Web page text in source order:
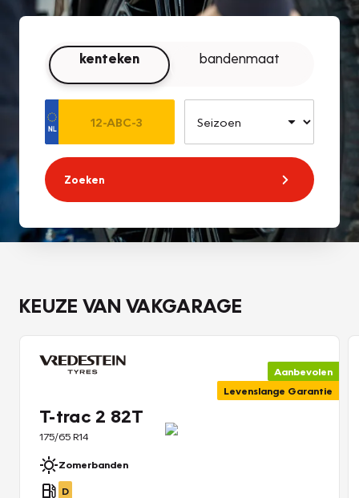
kenteken bandenmaat
Zoeken
KEUZE VAN VAKGARAGE
Aanbevolen
Levenslange Garantie
T-trac 2 82T
175/65 R14
Zomerbanden
D